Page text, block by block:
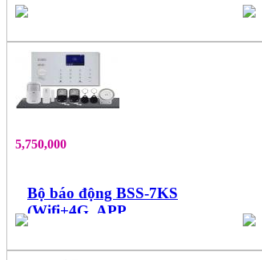
5,750,000
Bộ báo động BSS-7KS
(Wifi+4G, APP
Tuya+SMS+Call, không+có
dây)